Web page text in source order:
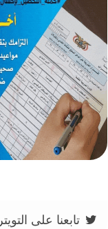
تابعنا على التويتر